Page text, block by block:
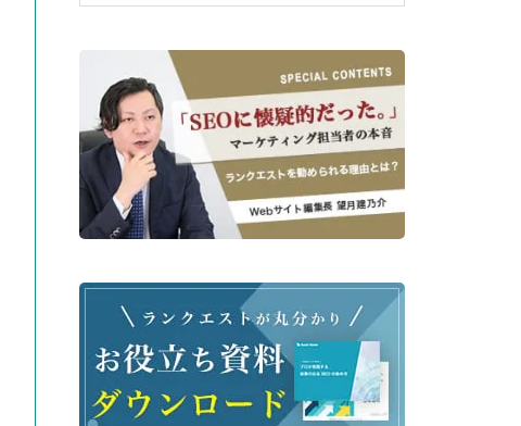
デメリットと失敗しない依頼先
の選び方を徹底解説